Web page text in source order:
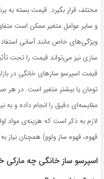
مختلف قرار بگیرد. قیمت بسته به
و سایر عوامل متغیر ممکن است
ویژگی‌های خاص مانند آسانی
سازی نیز می‌تواند قیمت را تحت
تومان یا بیشتر متغیر است. در هر
مقایسه‌ای دقیق را انجام داده و به
لازم به ذکر است که هزینه‌ی مواد
قهوه، قهوه ساز ولوو) همچنان نیاز
اسپرسو ساز خانگی چه مارکی